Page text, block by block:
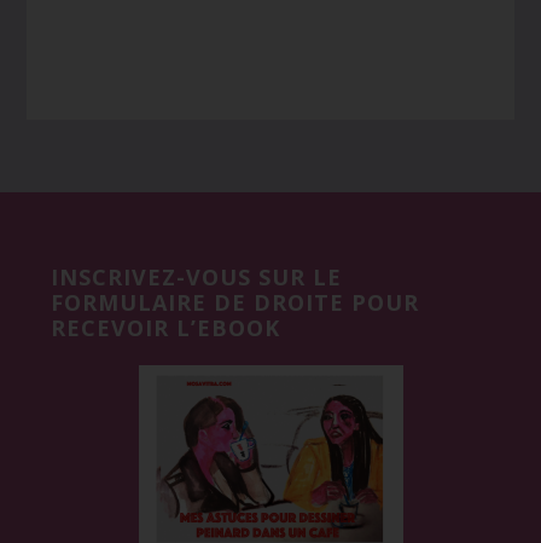
Footer
INSCRIVEZ-VOUS SUR LE
FORMULAIRE DE DROITE POUR
RECEVOIR L’EBOOK